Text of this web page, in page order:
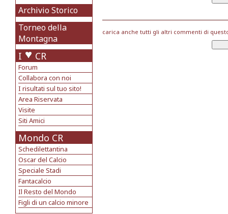
Archivio Storico
Torneo della
Montagna
I CR
Forum
Collabora con noi
I risultati sul tuo sito!
Area Riservata
Visite
Siti Amici
Mondo CR
Schedilettantina
Oscar del Calcio
Speciale Stadi
Fantacalcio
Il Resto del Mondo
Figli di un calcio minore
carica anche tutti gli altri commenti di